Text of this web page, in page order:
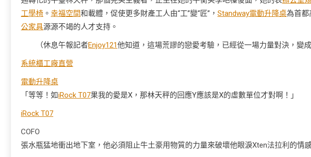
工學椅 。 幸福空間和載體，促使更多財產工人由“工”變“匠”， Standway電動升降桌為首都
公家具源源不竭的人才支持。
（休息午報記者Enjoy121他知道，這場荒謬的戀愛考驗，已經從一場力量對決，變
系統櫃工廠直營
電動升降桌
「等等！如iRock T07果我的愛是X，那林天秤的回應Y應該是X的虛數單位才對啊！」
iRock T07
COFO
張水瓶猛地衝出地下室，他必須阻止牛土豪用物質的力量來破壞他眼淚Xten法拉利 的情